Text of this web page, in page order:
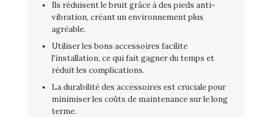
Ils réduisent le bruit grâce à des pieds anti-
vibration, créant un environnement plus
agréable.
Utiliser les bons accessoires facilite
l'installation, ce qui fait gagner du temps et
réduit les complications.
La durabilité des accessoires est cruciale pour
minimiser les coûts de maintenance sur le long
terme.